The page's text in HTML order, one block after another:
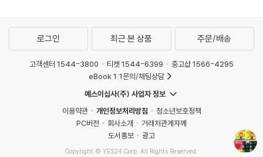
로그인 최근 본 상품 주문/배송
고객센터 1544-3800 티켓 1544-6399
중고샵 1566-4295
eBook 1:1문의/채팅상담
예스이십사(주) 사업자 정보
이용약관
개인정보처리방침
청소년보호정책
PC버전
회사소개
거래처관계자께
도서홍보
광고
Copyright © YES24 Corp. All Rights Reserved.